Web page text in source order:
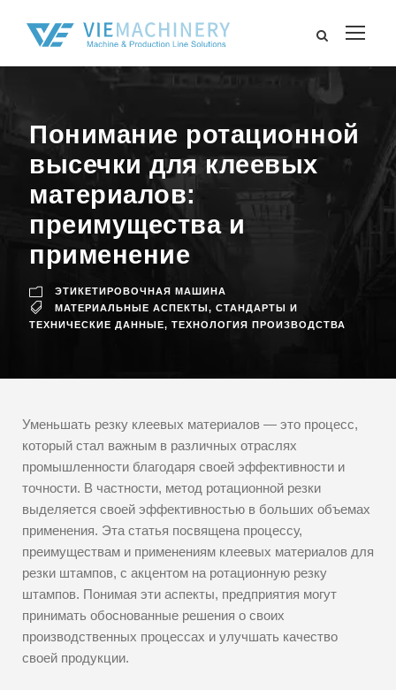
Понимание ротационной
высечки для клеевых
материалов:
преимущества и
применение
ЭТИКЕТИРОВОЧНАЯ МАШИНА
МАТЕРИАЛЬНЫЕ АСПЕКТЫ , СТАНДАРТЫ И
ТЕХНИЧЕСКИЕ ДАННЫЕ, ТЕХНОЛОГИЯ ПРОИЗВОДСТВА
Уменьшать резку клеевых материалов — это процесс,
который стал важным в различных отраслях
промышленности благодаря своей эффективности и
точности. В частности, метод ротационной резки
выделяется своей эффективностью в больших объемах
применения. Эта статья посвящена процессу,
преимуществам и применениям клеевых материалов для
резки штампов, с акцентом на ротационную резку
штампов. Понимая эти аспекты, предприятия могут
принимать обоснованные решения о своих
производственных процессах и улучшать качество
своей продукции.